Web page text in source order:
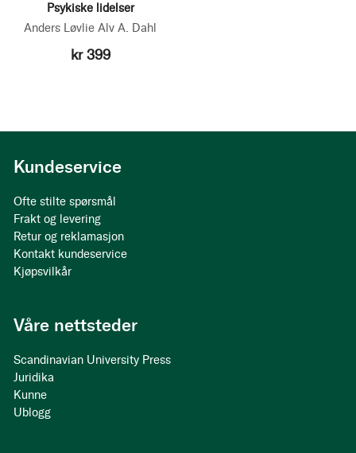
Psykiske lidelser
Anders Løvlie Alv A. Dahl
kr 399
Kundeservice
Ofte stilte spørsmål
Frakt og levering
Retur og reklamasjon
Kontakt kundeservice
Kjøpsvilkår
Våre nettsteder
Scandinavian University Press
Juridika
Kunne
Ublogg